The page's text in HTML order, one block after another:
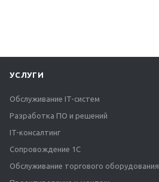
УСЛУГИ
Обслуживание IT-систем
Разработка ПО и решений
IT-консалтинг
Сопровождение 1С
Обслуживание торгового оборудования